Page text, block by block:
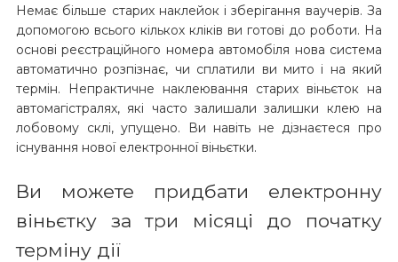
Немає більше старих наклейок і зберігання ваучерів. За
допомогою всього кількох кліків ви готові до роботи. На
основі реєстраційного номера автомобіля нова система
автоматично розпізнає, чи сплатили ви мито і на який
термін. Непрактичне наклеювання старих віньєток на
автомагістралях, які часто залишали залишки клею на
лобовому склі, упущено. Ви навіть не дізнаєтеся про
існування нової електронної віньєтки.
Ви можете придбати електронну
віньєтку за три місяці до початку
терміну дії